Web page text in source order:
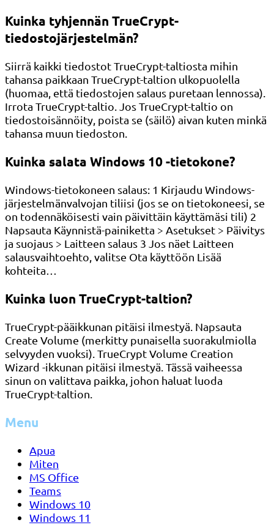
Kuinka tyhjennän TrueCrypt-
tiedostojärjestelmän?
Siirrä kaikki tiedostot TrueCrypt-taltiosta mihin
tahansa paikkaan TrueCrypt-taltion ulkopuolella
(huomaa, että tiedostojen salaus puretaan lennossa).
Irrota TrueCrypt-taltio. Jos TrueCrypt-taltio on
tiedostoisännöity, poista se (säilö) aivan kuten minkä
tahansa muun tiedoston.
Kuinka salata Windows 10 -tietokone?
Windows-tietokoneen salaus: 1 Kirjaudu Windows-
järjestelmänvalvojan tiliisi (jos se on tietokoneesi, se
on todennäköisesti vain päivittäin käyttämäsi tili) 2
Napsauta Käynnistä-painiketta > Asetukset > Päivitys
ja suojaus > Laitteen salaus 3 Jos näet Laitteen
salausvaihtoehto, valitse Ota käyttöön Lisää
kohteita…
Kuinka luon TrueCrypt-taltion?
TrueCrypt-pääikkunan pitäisi ilmestyä. Napsauta
Create Volume (merkitty punaisella suorakulmiolla
selvyyden vuoksi). TrueCrypt Volume Creation
Wizard -ikkunan pitäisi ilmestyä. Tässä vaiheessa
sinun on valittava paikka, johon haluat luoda
TrueCrypt-taltion.
Menu
Apua
Miten
MS Office
Teams
Windows 10
Windows 11